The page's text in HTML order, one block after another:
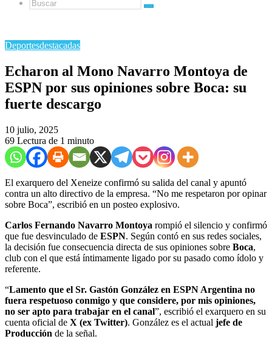
Buscar
Deportesdestacadas
Echaron al Mono Navarro Montoya de
ESPN por sus opiniones sobre Boca: su
fuerte descargo
10 julio, 2025
69 Lectura de 1 minuto
El exarquero del Xeneize confirmó su salida del canal y apuntó
contra un alto directivo de la empresa. “No me respetaron por opinar
sobre Boca”, escribió en un posteo explosivo.
Carlos Fernando Navarro Montoya rompió el silencio y confirmó
que fue desvinculado de ESPN. Según contó en sus redes sociales,
la decisión fue consecuencia directa de sus opiniones sobre Boca,
club con el que está íntimamente ligado por su pasado como ídolo y
referente.
“Lamento que el Sr. Gastón González en ESPN Argentina no
fuera respetuoso conmigo y que considere, por mis opiniones,
no ser apto para trabajar en el canal”, escribió el exarquero en su
cuenta oficial de X (ex Twitter). González es el actual jefe de
Producción de la señal.